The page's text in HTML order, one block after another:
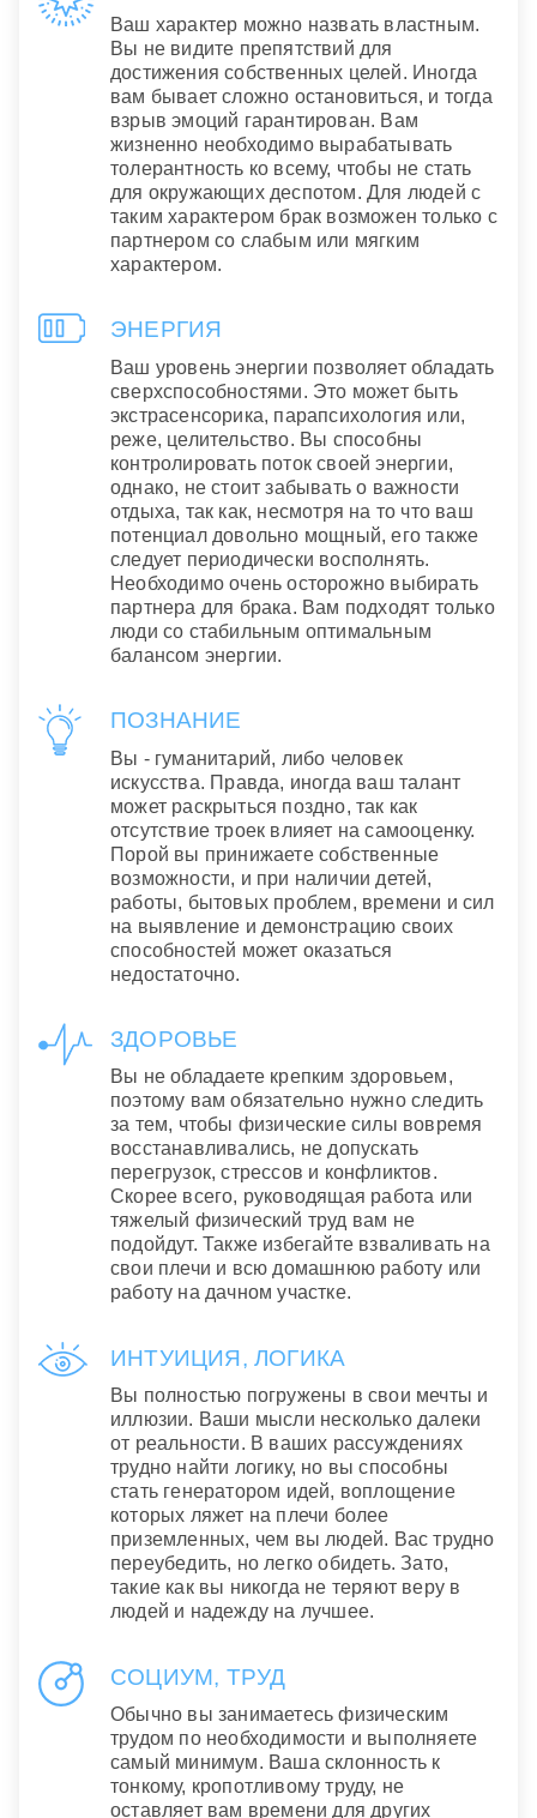
Ваш характер можно назвать властным.
Вы не видите препятствий для
достижения собственных целей. Иногда
вам бывает сложно остановиться, и тогда
взрыв эмоций гарантирован. Вам
жизненно необходимо вырабатывать
толерантность ко всему, чтобы не стать
для окружающих деспотом. Для людей с
таким характером брак возможен только с
партнером со слабым или мягким
характером.
ЭНЕРГИЯ
Ваш уровень энергии позволяет обладать
сверхспособностями. Это может быть
экстрасенсорика, парапсихология или,
реже, целительство. Вы способны
контролировать поток своей энергии,
однако, не стоит забывать о важности
отдыха, так как, несмотря на то что ваш
потенциал довольно мощный, его также
следует периодически восполнять.
Необходимо очень осторожно выбирать
партнера для брака. Вам подходят только
люди со стабильным оптимальным
балансом энергии.
ПОЗНАНИЕ
Вы - гуманитарий, либо человек
искусства. Правда, иногда ваш талант
может раскрыться поздно, так как
отсутствие троек влияет на самооценку.
Порой вы принижаете собственные
возможности, и при наличии детей,
работы, бытовых проблем, времени и сил
на выявление и демонстрацию своих
способностей может оказаться
недостаточно.
ЗДОРОВЬЕ
Вы не обладаете крепким здоровьем,
поэтому вам обязательно нужно следить
за тем, чтобы физические силы вовремя
восстанавливались, не допускать
перегрузок, стрессов и конфликтов.
Скорее всего, руководящая работа или
тяжелый физический труд вам не
подойдут. Также избегайте взваливать на
свои плечи и всю домашнюю работу или
работу на дачном участке.
ИНТУИЦИЯ, ЛОГИКА
Вы полностью погружены в свои мечты и
иллюзии. Ваши мысли несколько далеки
от реальности. В ваших рассуждениях
трудно найти логику, но вы способны
стать генератором идей, воплощение
которых ляжет на плечи более
приземленных, чем вы людей. Вас трудно
переубедить, но легко обидеть. Зато,
такие как вы никогда не теряют веру в
людей и надежду на лучшее.
СОЦИУМ, ТРУД
Обычно вы занимаетесь физическим
трудом по необходимости и выполняете
самый минимум. Ваша склонность к
тонкому, кропотливому труду, не
оставляет вам времени для других